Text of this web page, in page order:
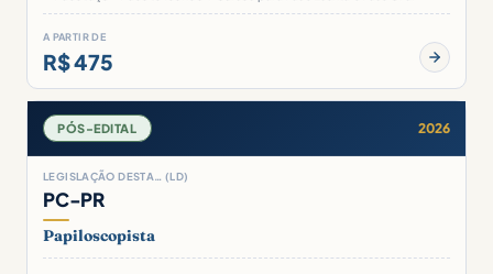
A PARTIR DE
R$ 475
PÓS-EDITAL 2026
LEGISLAÇÃO DESTA… (LD)
PC-PR
Papiloscopista